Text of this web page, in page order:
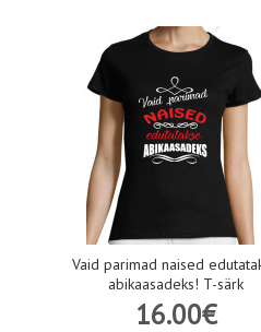
Vaid parimad naised
abikaasadeks! T-särk
16.00€